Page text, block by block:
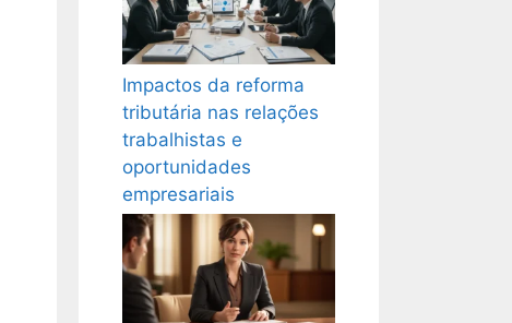
Impactos da reforma
tributária nas relações
trabalhistas e
oportunidades
empresariais